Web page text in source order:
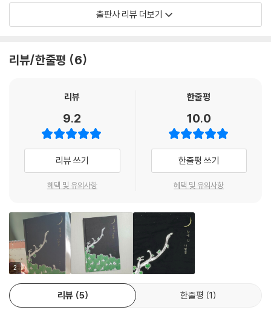
접는지, 지붕 끝까지 올라가서 하늘을 향해 덩굴손을 내젓는 모습이 실오
라기 하나라도 지탱할 게 있다면 우주 저 끝까지라도 갈 수 있을 것 같다든
에서 지켜본 이장미 작가는 마치 달에 가고자 하는 나팔꽃처럼 좋은 그림
나팔꽃의 친구였던 그녀에게 ‘달’과도 같은 존재처럼 보였습니다. 그리고
행복을 맛보고 있습니다.
《달에 간 나팔꽃》에서 색으로 표현되는 이야기의 전개도 매력적입니다. 지
구에서의 나팔꽃이 노란 달을 보며 푸른색 꽃을 피웠다면, 달에 도착한 나
팔꽃은 푸른 지구를 바라보며 노란 꽃을 피웁니다. 더불어 지구를 나와 아
득히 멀리에 있는 달을 보고 실망한 나팔꽃이 달에 꼭 가겠다고 한 번 더 다
팔꽃의 모습을 보여줍니다. 책의 물성을 한껏 활용해 이야기의 전개를 풍
성하게 하는 《달에 간 나팔꽃》을 통해 꿈을 꾸고 또 그것을 이루는 방법에
대해 다시 생각해보게 되면 좋겠습니다.
출판사 리뷰 더보기
리뷰/한줄평 6
리뷰
9.2
리뷰 쓰기
혜택 및 유의사항
한줄평
10.0
한줄평 쓰기
혜택 및 유의사항
2
리뷰 5 한줄평 1